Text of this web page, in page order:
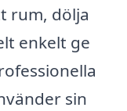
rum, dölja
enkelt ge
sin